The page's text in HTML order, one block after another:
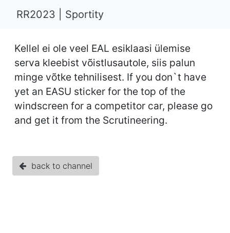
RR2023 | Sportity
Kellel ei ole veel EAL esiklaasi ülemise
serva kleebist võistlusautole, siis palun
minge võtke tehnilisest. If you don`t have
yet an EASU sticker for the top of the
windscreen for a competitor car, please go
and get it from the Scrutineering.
back to channel